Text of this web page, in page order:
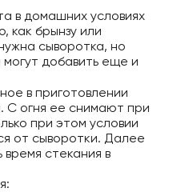
в домашних условиях
как брынзу или
сыворотка, но
добавить еще и
в приготовлении
С огня ее снимают при
при этом условии
от сыворотки. Далее
стекания в